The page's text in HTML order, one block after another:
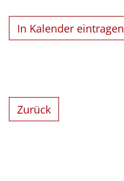
In Kalender eintragen
Zurück